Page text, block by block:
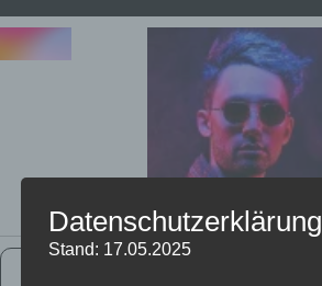
Datenschutzerklärung
Stand: 17.05.2025